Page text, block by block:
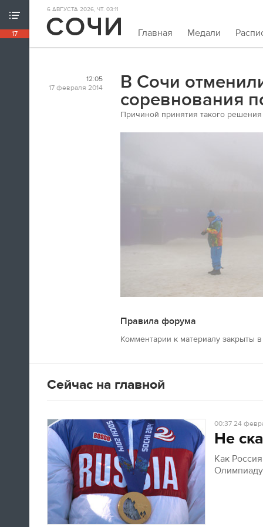
17
ХРОНИКА ИГР
18:39
Пока.
Швед Эрик Карлссон (символическая
сборная хоккейного турнира) на пути из
16:29
Юлия Липницкая
15:26
6 АВГУСТА 2026, ЧТ. 03:11
Главная Медали
12:05
17 февраля 2014
В Сочи
соревнования
Причиной принятия такого
Правила форума
Комментарии к материалу закрыты
Сейчас на главной
00:3724
Не
Как